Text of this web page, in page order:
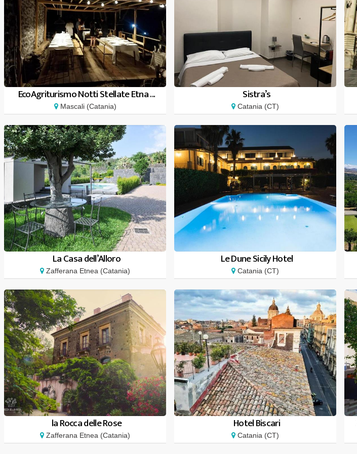
EcoAgriturismo Notti Stellate Etna ...
Mascali (Catania)
Sistra’s
Catania (CT)
La Casa dell’Alloro
Zafferana Etnea (Catania)
Le Dune Sicily Hotel
Catania (CT)
la Rocca delle Rose
Zafferana Etnea (Catania)
Hotel Biscari
Catania (CT)